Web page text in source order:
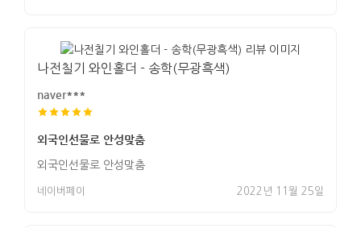
나전칠기 와인홀더 - 송학(무광흑색)
naver***
외국인선물로 안성맞춤
외국인선물로 안성맞춤
네이버페이 2022년 11월 25일